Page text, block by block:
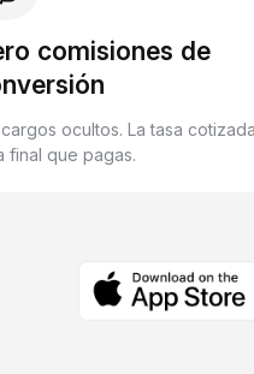
comisiones de
ocultos. La tasa
final que pagas.